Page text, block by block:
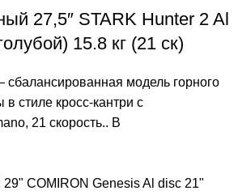
27,5″ STARK Hunter 2 Al
15.8 кг (21 ск)
модель горного
стиле кросс-кантри c
21 скорость.. В